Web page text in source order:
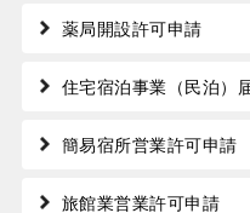
薬局開設許可申請
住宅宿泊事業（民泊）
簡易宿所営業許可申請
旅館業営業許可申請